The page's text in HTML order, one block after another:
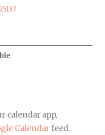
calendar app,
Calendarfeed.